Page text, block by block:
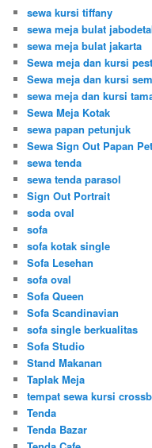
sewa kursi tiffany
sewa meja bulat
sewa meja bulat jakarta
Sewa meja dan kursi
Sewa meja dan kursi
sewa meja dan kursi
Sewa Meja Kotak
sewa papan petunjuk
Sewa Sign Out Papan
sewa tenda
sewa tenda parasol
Sign Out Portrait
soda oval
sofa
sofa kotak single
Sofa Lesehan
sofa oval
Sofa Queen
Sofa Scandinavian
sofa single berkualitas
Sofa Studio
Stand Makanan
Taplak Meja
tempat sewa kursi
Tenda
Tenda Bazar